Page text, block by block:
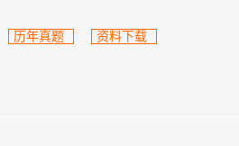
历年真题 资料下载